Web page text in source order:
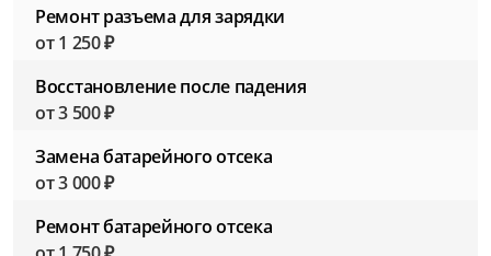
Ремонт разъема для зарядки
от 1 250 ₽
Восстановление после падения
от 3 500 ₽
Замена батарейного отсека
от 3 000 ₽
Ремонт батарейного отсека